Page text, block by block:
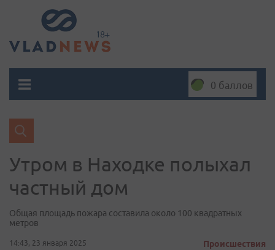
0 баллов
Утром в Находке полыхал
частный дом
Общая площадь пожара составила около 100 квадратных
метров
14:43, 23 января 2025 Происшествия